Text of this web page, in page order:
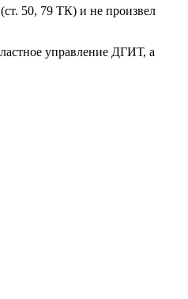
50, 79 ТК) и не произвел
управление ДГИТ, а